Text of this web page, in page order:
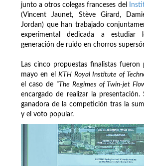
junto a otros colegas franceses del
(Vincent Jaunet, Stève Girard,
Jordan) que han trabajado
experimental dedicada a estudiar
generación de ruido en chorros
Las cinco propuestas finalistas fueron
mayo en elKTH Royal Institute of
el caso de “The Regimes of Twin-jet
encargado de realizar la
ganadora de la competición tras la
y el voto popular.